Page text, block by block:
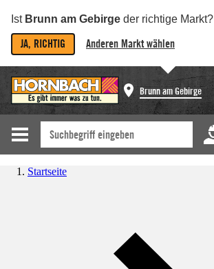
Ist Brunn am Gebirge der richtige Markt?
JA, RICHTIG Anderen Markt wählen
Brunn am Gebirge
Startseite